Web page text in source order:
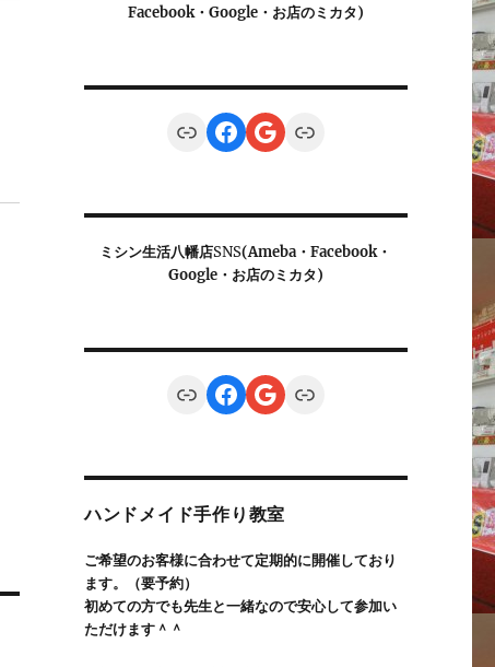
Facebook・Google・お店のミカタ)
LinkFacebook
Google
Link
ミシン生活八幡店SNS(Ameba・Facebook・
Google・お店のミカタ)
LinkFacebook
Google
Link
ハンドメイド手作り教室
ご希望のお客様に合わせて定期的に開催しており
ます。（要予約）
初めての方でも先生と一緒なので安心して参加い
ただけます＾＾